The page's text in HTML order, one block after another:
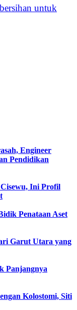
untuk
Engineer
Pendidikan
Ini Profil
Penataan Aset
Garut Utara yang
Panjangnya
Kolostomi, Siti